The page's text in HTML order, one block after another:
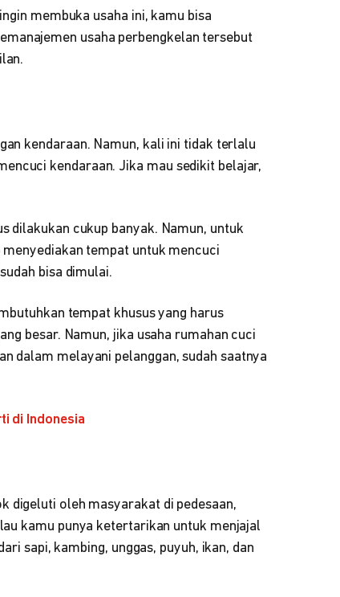
membuka usaha ini, kamu bisa
usaha perbengkelan tersebut
kendaraan. Namun, kali ini tidak terlalu
kendaraan. Jika mau sedikit belajar,
dilakukan cukup banyak. Namun, untuk
tempat untuk mencuci
bisa dimulai.
tempat khusus yang harus
besar. Namun, jika usaha rumahan cuci
dalam melayani pelanggan, sudah saatnya
di Indonesia
digeluti oleh masyarakat di pedesaan,
kamu punya ketertarikan untuk menjajal
sapi, kambing, unggas, puyuh, ikan, dan